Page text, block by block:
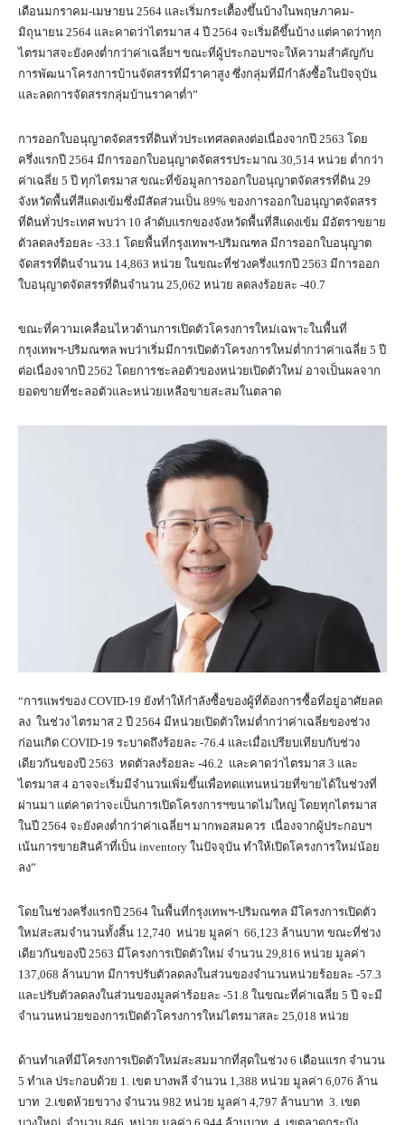
เดือนมกราคม-เมษายน 2564 และเริ่มกระเตื้องขึ้นบ้างในพฤษภาคม-
มิถุนายน 2564 และคาดว่าไตรมาส 4 ปี 2564 จะเริ่มดีขึ้นบ้าง แต่คาดว่าทุก
ไตรมาสจะยังคงต่ำกว่าค่าเฉลี่ยฯ ขณะที่ผู้ประกอบฯจะให้ความสำคัญกับ
การพัฒนาโครงการบ้านจัดสรรที่มีราคาสูง ซึ่งกลุ่มที่มีกำลังซื้อในปัจจุบัน
และลดการจัดสรรกลุ่มบ้านราคาต่ำ”
การออกใบอนุญาตจัดสรรที่ดินทั่วประเทศลดลงต่อเนื่องจากปี 2563 โดย
ครึ่งแรกปี 2564 มีการออกใบอนุญาตจัดสรรประมาณ 30,514 หน่วย ต่ำกว่า
ค่าเฉลี่ย 5 ปี ทุกไตรมาส ขณะที่ข้อมูลการออกใบอนุญาตจัดสรรที่ดิน 29
จังหวัดพื้นที่สีแดงเข้มซึ่งมีสัดส่วนเป็น 89% ของการออกใบอนุญาตจัดสรร
ที่ดินทั่วประเทศ พบว่า 10 ลำดับแรกของจังหวัดพื้นที่สีแดงเข้ม มีอัตราขยาย
ตัวลดลงร้อยละ -33.1 โดยพื้นที่กรุงเทพฯ-ปริมณฑล มีการออกใบอนุญาต
จัดสรรที่ดินจำนวน 14,863 หน่วย ในขณะที่ช่วงครึ่งแรกปี 2563 มีการออก
ใบอนุญาตจัดสรรที่ดินจำนวน 25,062 หน่วย ลดลงร้อยละ -40.7
ขณะที่ความเคลื่อนไหวด้านการเปิดตัวโครงการใหม่เฉพาะในพื้นที่
กรุงเทพฯ-ปริมณฑล พบว่าเริ่มมีการเปิดตัวโครงการใหม่ต่ำกว่าค่าเฉลี่ย 5 ปี
ต่อเนื่องจากปี 2562 โดยการชะลอตัวของหน่วยเปิดตัวใหม่ อาจเป็นผลจาก
ยอดขายที่ชะลอตัวและหน่วยเหลือขายสะสมในตลาด
“การแพร่ของ COVID-19 ยังทำให้กำลังซื้อของผู้ที่ต้องการซื้อที่อยู่อาศัยลด
ลง ในช่วง ไตรมาส 2 ปี 2564 มีหน่วยเปิดตัวใหม่ต่ำกว่าค่าเฉลี่ยของช่วง
ก่อนเกิด COVID-19 ระบาดถึงร้อยละ -76.4 และเมื่อเปรียบเทียบกับช่วง
เดียวกันของปี 2563 หดตัวลงร้อยละ -46.2 และคาดว่าไตรมาส 3 และ
ไตรมาส 4 อาจจะเริ่มมีจำนวนเพิ่มขึ้นเพื่อทดแทนหน่วยที่ขายได้ในช่วงที่
ผ่านมา แต่คาดว่าจะเป็นการเปิดโครงการฯขนาดไม่ใหญ่ โดยทุกไตรมาส
ในปี 2564 จะยังคงต่ำกว่าค่าเฉลี่ยฯ มากพอสมควร เนื่องจากผู้ประกอบฯ
เน้นการขายสินค้าที่เป็น inventory ในปัจจุบัน ทำให้เปิดโครงการใหม่น้อย
ลง”
โดยในช่วงครึ่งแรกปี 2564 ในพื้นที่กรุงเทพฯ-ปริมณฑล มีโครงการเปิดตัว
ใหม่สะสมจำนวนทั้งสิ้น 12,740 หน่วย มูลค่า 66,123 ล้านบาท ขณะที่ช่วง
เดียวกันของปี 2563 มีโครงการเปิดตัวใหม่ จำนวน 29,816 หน่วย มูลค่า
137,068 ล้านบาท มีการปรับตัวลดลงในส่วนของจำนวนหน่วยร้อยละ -57.3
และปรับตัวลดลงในส่วนของมูลค่าร้อยละ -51.8 ในขณะที่ค่าเฉลี่ย 5 ปี จะมี
จำนวนหน่วยของการเปิดตัวโครงการใหม่ไตรมาสละ 25,018 หน่วย
ด้านทำเลที่มีโครงการเปิดตัวใหม่สะสมมากที่สุดในช่วง 6 เดือนแรก จำนวน
5 ทำเล ประกอบด้วย 1. เขต บางพลี จำนวน 1,388 หน่วย มูลค่า 6,076 ล้าน
บาท 2.เขตห้วยขวาง จำนวน 982 หน่วย มูลค่า 4,797 ล้านบาท 3. เขต